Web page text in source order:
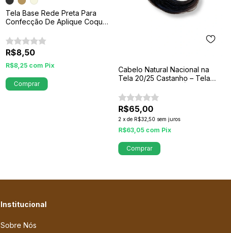
Tela Base Rede Preta Para
Confecção De Aplique Coque
R$8,50
R$8,25 com Pix
Comprar
Cabelo Natural Nacional na
Tela 20/25 Castanho – Tela
20 cm
R$65,00
2 xde R$32,50 sem juros
R$63,05 com Pix
Comprar
Institucional
Sobre Nós